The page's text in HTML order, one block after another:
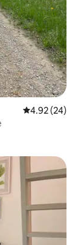
Calificación
4.92 (24)